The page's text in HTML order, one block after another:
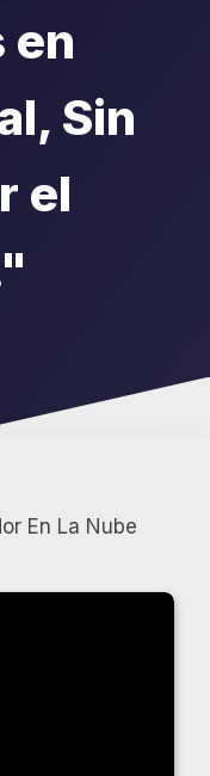
en
Sin
el
En La Nube